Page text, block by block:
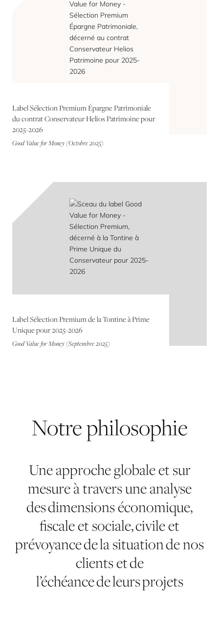
Label Sélection Premium Épargne Patrimoniale
du contrat Conservateur Helios Patrimoine pour
2025-2026
Good Value for Money (Octobre 2025)
Label Sélection Premium de la Tontine à Prime
Unique pour 2025-2026
Good Value for Money (Septembre 2025)
Notrephilosophie
Une approche globale et sur
mesure à travers une analyse
des dimensions économique,
fiscale et sociale, civile et
prévoyance de la situation de nos
clients et de
l’échéance de leurs projets